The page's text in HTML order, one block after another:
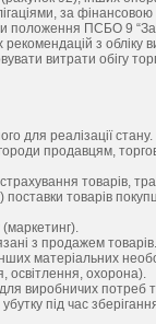
за
положення ПСБО 9
з обліку
витрати обігу
для реалізації стану.
продавцям,
товарів,
поставки товарів
з продажем товарів.
матеріальних
освітлення, охорона).
виробничих потреб
під час